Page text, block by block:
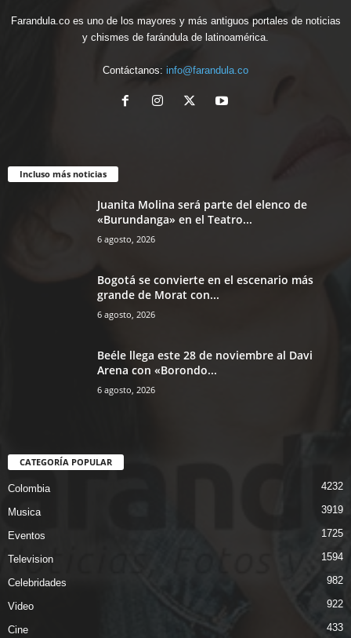
Farandula.co es uno de los mayores y más antiguos portales de noticias
y chismes de farándula de latinoamérica.
Contáctanos: info@farandula.co
Incluso más noticias
Juanita Molina será parte del elenco de
«Burundanga» en el Teatro...
6 agosto, 2026
Bogotá se convierte en el escenario más
grande de Morat con...
6 agosto, 2026
Beéle llega este 28 de noviembre al Davi
Arena con «Borondo...
6 agosto, 2026
CATEGORÍA POPULAR
Colombia 4232
Musica 3919
Eventos 1725
Television 1594
Celebridades 982
Video 922
Cine 433